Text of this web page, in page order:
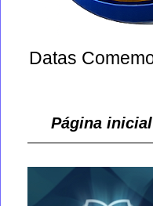
Datas
Página inicial